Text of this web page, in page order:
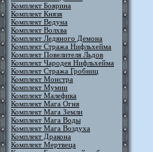
Комплект Боярина
Комплект Князя
Комплект Ведуна
Комплект Волхва
Комплект Ледяного Демона
Комплект Стража Нифльхейма
Комплект Повелителя Льдов
Комплект Чародея Нифльхейма
Комплект Стража Гробниц
Комплект Монстра
Комплект Мумии
Комплект Малефика
Комплект Мага Огня
Комплект Мага Земли
Комплект Мага Воды
Комплект Мага Воздуха
Комплект Дракона
Комплект Мертвеца